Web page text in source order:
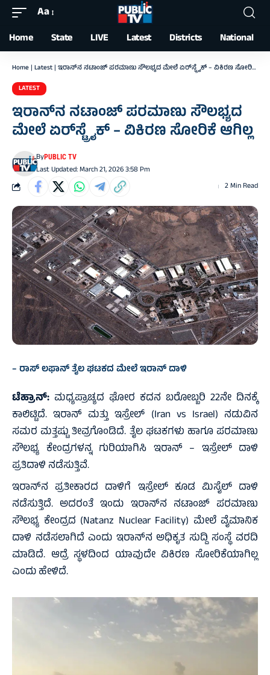
Font
Resizer
Aa
Home State LIVE Latest Districts National
Home | Latest | ಇರಾನ್‌ನ ನಟಾಂಜ್ ಪರಮಾಣು ಸೌಲಭ್ಯದ ಮೇಲೆ ಏರ್‌ಸ್ಟ್ರೈಕ್‌ – ವಿಕಿರಣ ಸೋರಿಕೆ ಆಗಿಲ್ಲ
LATEST
ಇರಾನ್‌ನ ನಟಾಂಜ್ ಪರಮಾಣು ಸೌಲಭ್ಯದ
ಮೇಲೆ ಏರ್‌ಸ್ಟ್ರೈಕ್‌ – ವಿಕಿರಣ ಸೋರಿಕೆ ಆಗಿಲ್ಲ
Last Updated: March 21, 2026 3:58 Pm
ByPUBLIC TV
2 Min Read
– ರಾಸ್ ಲಫಾನ್ ತೈಲ ಘಟಕದ ಮೇಲೆ ಇರಾನ್‌ ದಾಳಿ
ಟೆಹ್ರಾನ್: ಮಧ್ಯಪ್ರಾಚ್ಯದ ಘೋರ ಕದನ ಬರೋಬ್ಬರಿ 22ನೇ ದಿನಕ್ಕೆ
ಕಾಲಿಟ್ಟಿದೆ. ಇರಾನ್ ಮತ್ತು ಇಸ್ರೇಲ್ (Iran vs Israel) ನಡುವಿನ
ಸಮರ ಮತ್ತಷ್ಟು ತೀವ್ರಗೊಂಡಿದೆ. ತೈಲ ಘಟಕಗಳು ಹಾಗೂ ಪರಮಾಣು
ಸೌಲಭ್ಯ ಕೇಂದ್ರಗಳನ್ನ ಗುರಿಯಾಗಿಸಿ ಇರಾನ್‌ – ಇಸ್ರೇಲ್‌ ದಾಳಿ
ಪ್ರತಿದಾಳಿ ನಡೆಸುತ್ತಿವೆ.
ಇರಾನ್‌ನ ಪ್ರತೀಕಾರದ ದಾಳಿಗೆ ಇಸ್ರೇಲ್‌ ಕೂಡ ಮಿಸೈಲ್‌ ದಾಳಿ
ನಡೆಸುತ್ತಿದೆ. ಅದರಂತೆ ಇಂದು ಇರಾನ್‌ನ ನಟಾಂಜ್ ಪರಮಾಣು
ಸೌಲಭ್ಯ ಕೇಂದ್ರದ (Natanz Nuclear Facility) ಮೇಲೆ ವೈಮಾನಿಕ
ದಾಳಿ ನಡೆಸಲಾಗಿದೆ ಎಂದು ಇರಾನ್‌ನ ಅಧಿಕೃತ ಸುದ್ದಿ ಸಂಸ್ಥೆ ವರದಿ
ಮಾಡಿದೆ. ಆದ್ರೆ ಸ್ಥಳದಿಂದ ಯಾವುದೇ ವಿಕಿರಣ ಸೋರಿಕೆಯಾಗಿಲ್ಲ
ಎಂದು ಹೇಳಿದೆ.